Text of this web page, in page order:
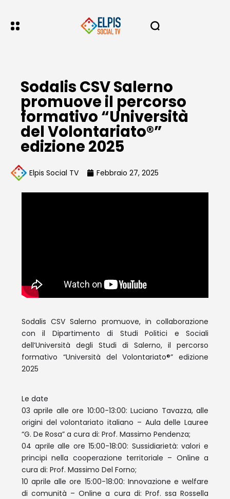
Sodalis CSV Salerno
promuove il percorso
formativo “Università
del Volontariato®”
edizione 2025
Elpis Social TV Febbraio 27, 2025
Sodalis CSV Salerno promuove, in collaborazione
con il Dipartimento di Studi Politici e Sociali
dell’Università degli Studi di Salerno, il percorso
formativo “Università del Volontariato®” edizione
2025
Le date
03 aprile alle ore 10:00-13:00: Luciano Tavazza, alle
origini del volontariato italiano – Aula delle Lauree
“G. De Rosa” a cura di: Prof. Massimo Pendenza;
04 aprile alle ore 15:00-18:00: Sussidiarietà: valori e
principi nella cooperazione territoriale – Online a
cura di: Prof. Massimo Del Forno;
10 aprile alle ore 15:00-18:00: Innovazione e welfare
di comunità – Online a cura di: Prof. ssa Rossella